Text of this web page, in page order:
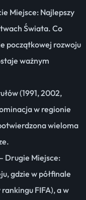
Miejsce: Najlepszy
Świata. Co
początkowej rozwoju
ważnym
(1991, 2002,
w regionie
wieloma
Drugie Miejsce:
gdzie w półfinale
FIFA), a w